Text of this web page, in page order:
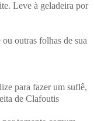
Leve à geladeira por
outras folhas de sua
para fazer um suflê,
de Clafoutis